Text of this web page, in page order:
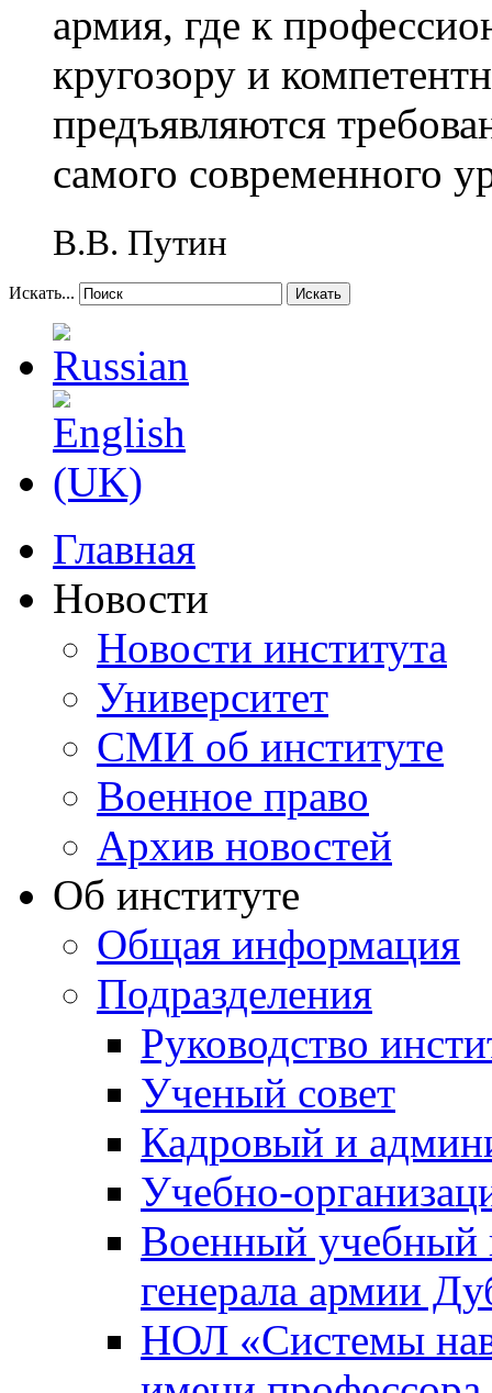
армия, где к
кругозору и
предъявляются
самого современного
В.В. Путин
Искать... Искать
Главная
Новости
Новости института
Университет
СМИ об институте
Военное право
Архив новостей
Об институте
Общая информация
Подразделения
Руководство
Ученый совет
Кадровый и
Учебно-
Военный учебный
генерала армии
НОЛ «Системы